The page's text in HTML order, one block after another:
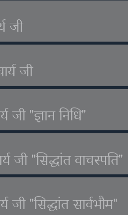
जी
जी
जी "ज्ञान निधि"
जी "सिद्धांत वाचस्पति"
जी "सिद्धांत सार्वभौम"